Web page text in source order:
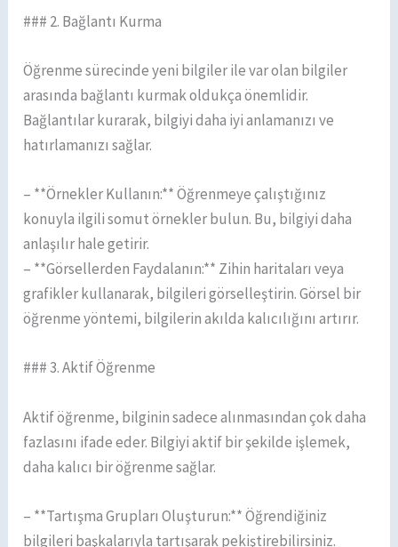
### 2. Bağlantı Kurma
Öğrenme sürecinde yeni bilgiler ile var olan bilgiler
arasında bağlantı kurmak oldukça önemlidir.
Bağlantılar kurarak, bilgiyi daha iyi anlamanızı ve
hatırlamanızı sağlar.
– **Örnekler Kullanın:** Öğrenmeye çalıştığınız
konuyla ilgili somut örnekler bulun. Bu, bilgiyi daha
anlaşılır hale getirir.
– **Görsellerden Faydalanın:** Zihin haritaları veya
grafikler kullanarak, bilgileri görselleştirin. Görsel bir
öğrenme yöntemi, bilgilerin akılda kalıcılığını artırır.
### 3. Aktif Öğrenme
Aktif öğrenme, bilginin sadece alınmasından çok daha
fazlasını ifade eder. Bilgiyi aktif bir şekilde işlemek,
daha kalıcı bir öğrenme sağlar.
– **Tartışma Grupları Oluşturun:** Öğrendiğiniz
bilgileri başkalarıyla tartışarak pekiştirebilirsiniz.